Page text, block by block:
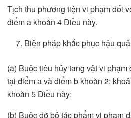
Tịch thu phương tiện vi phạm đối
điểm a khoản 4 Điều này.
Biện pháp khắc phục hậu
(a) Buộc tiêu hủy tang vật vi
tại điểm a và điểm b khoản 2;
khoản 5 Điều này;
(b) Buộc dỡ bỏ tác phẩm vi phạm